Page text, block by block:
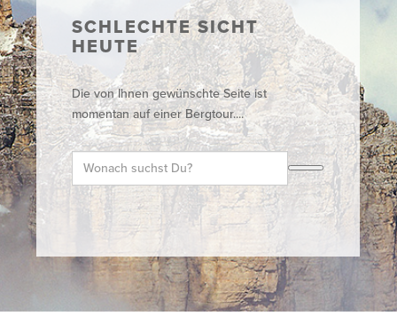
SCHLECHTE SICHT
HEUTE
Die von Ihnen gewünschte Seite ist
momentan auf einer Bergtour....